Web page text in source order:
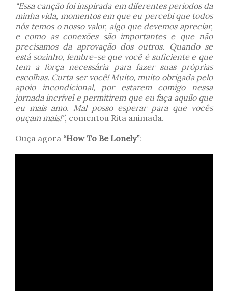
“Essa canção foi inspirada em diferentes períodos da
minha vida, momentos em que eu percebi que todos
nós temos o nosso valor, algo que devemos apreciar,
e como as conexões são importantes e que não
precisamos da aprovação dos outros. Quando se
está sozinho, lembre-se que você é suficiente e que
tem a força necessária para fazer suas próprias
escolhas. Curta ser você! Muito, muito obrigada pelo
apoio incondicional, por estarem comigo nessa
jornada incrível e permitirem que eu faça aquilo que
eu mais amo. Mal posso esperar para que vocês
ouçam mais!”, comentou Rita animada.
Ouça agora “How To Be Lonely”: